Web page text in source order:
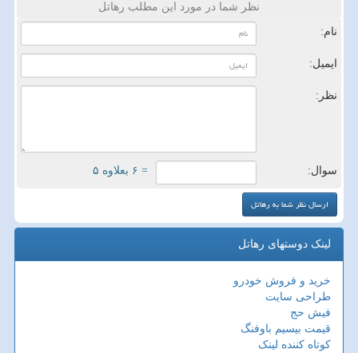
نظر شما در مورد این مطلب رهاتل
نام:
ایمیل:
نظر:
سوال: = ۶ بعلاوه ۵
لینک دوستهای رهاتل
خرید و فروش خودرو
طراحی سایت
فیش حج
قیمت بیسیم باوفنگ
کوتاه کننده لینک